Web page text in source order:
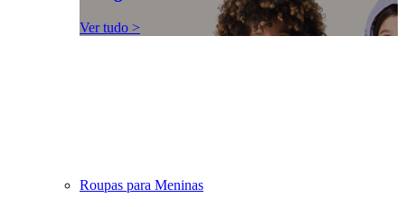
Ver tudo >
Roupas para Meninas